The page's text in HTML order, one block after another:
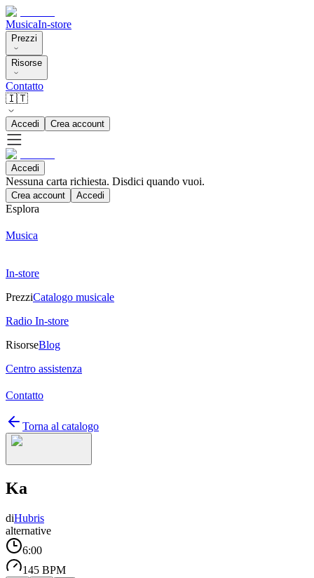
MusicaIn-store
Prezzi
Risorse
Contatto
🇮🇹
Accedi Crea account
Accedi
Nessuna carta richiesta. Disdici quando vuoi.
Crea account Accedi
Esplora
Musica
In-store
PrezziCatalogo musicale
Radio In-store
RisorseBlog
Centro assistenza
Contatto
Torna al catalogo
Ka
diHubris
alternative
6:00
145 BPM